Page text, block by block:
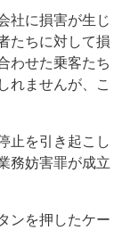
社に損害が生じ
たちに対して損
わせた乗客たち
れませんが、こ
止を引き起こし
務妨害罪が成立
ンを押したケー